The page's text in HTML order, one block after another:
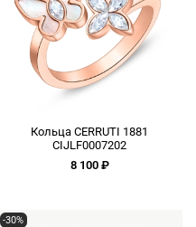
Кольца CERRUTI 1881
CIJLF0007202
8 100 ₽
-30%